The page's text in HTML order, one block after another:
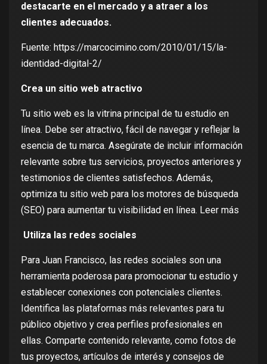
destacarte en el mercado y a atraer a los
clientes adecuados.
Fuente: https://marcocimino.com/2010/01/15/la-
identidad-digital-2/
Crea un sitio web atractivo
Tu sitio web es la vitrina principal de tu estudio en
línea. Debe ser atractivo, fácil de navegar y reflejar la
esencia de tu marca. Asegúrate de incluir información
relevante sobre tus servicios, proyectos anteriores y
testimonios de clientes satisfechos. Además,
optimiza tu sitio web para los motores de búsqueda
(SEO) para aumentar tu visibilidad en línea. Leer más
Utiliza las redes sociales
Para Juan Francisco, las redes sociales son una
herramienta poderosa para promocionar tu estudio y
establecer conexiones con potenciales clientes.
Identifica las plataformas más relevantes para tu
público objetivo y crea perfiles profesionales en
ellas. Comparte contenido relevante, como fotos de
tus proyectos, artículos de interés y consejos de